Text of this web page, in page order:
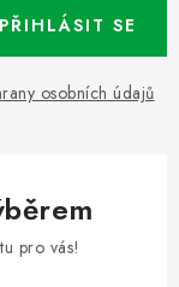
osobních údajů
PŘIHLÁSIT SE
pro vás!